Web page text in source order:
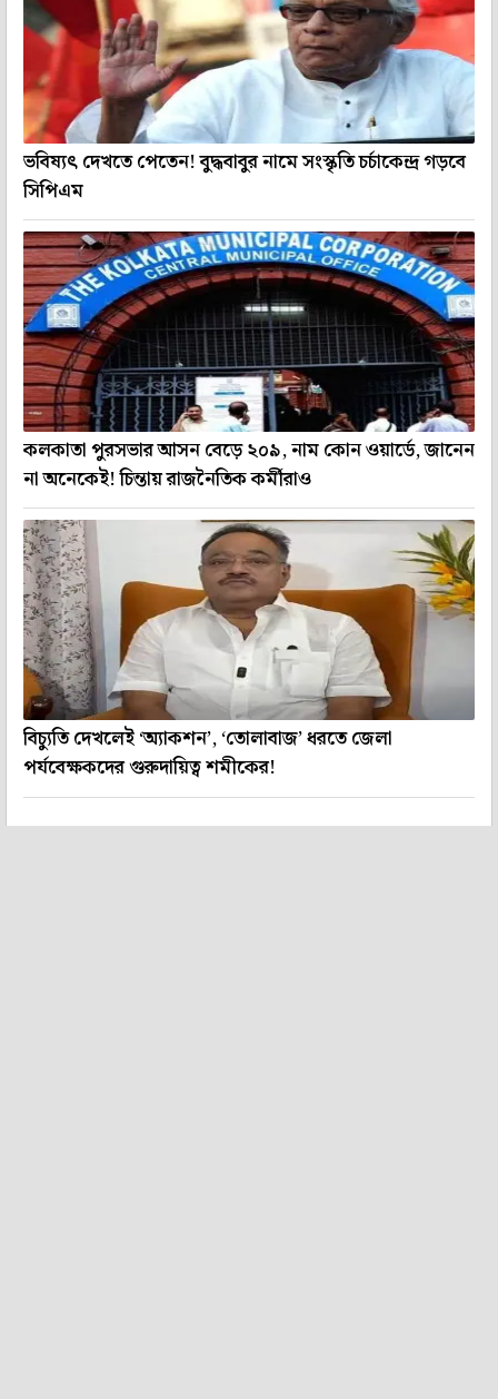
ভবিষ্যৎ দেখতে পেতেন! বুদ্ধবাবুর নামে সংস্কৃতি চর্চাকেন্দ্র গড়বে
সিপিএম
কলকাতা পুরসভার আসন বেড়ে ২০৯, নাম কোন ওয়ার্ডে, জানেন
না অনেকেই! চিন্তায় রাজনৈতিক কর্মীরাও
বিচ্যুতি দেখলেই ‘অ্যাকশন’, ‘তোলাবাজ’ ধরতে জেলা
পর্যবেক্ষকদের গুরুদায়িত্ব শমীকের!